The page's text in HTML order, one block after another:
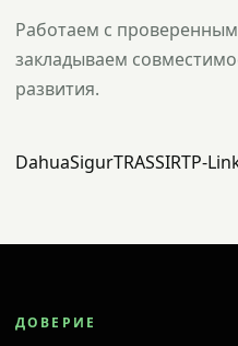
Работаем с
закладываем
развития.
DahuaSigurTRASSIRTP-
ДОВЕРИЕ